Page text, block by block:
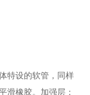
特设的软管，同样
滑橡胶。加强层：